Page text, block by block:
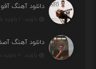
دانلود آهنگ
بازدید : ۱ بازدید بار /
دانلود آهنگ
بازدید : ۰ بازدید بار /